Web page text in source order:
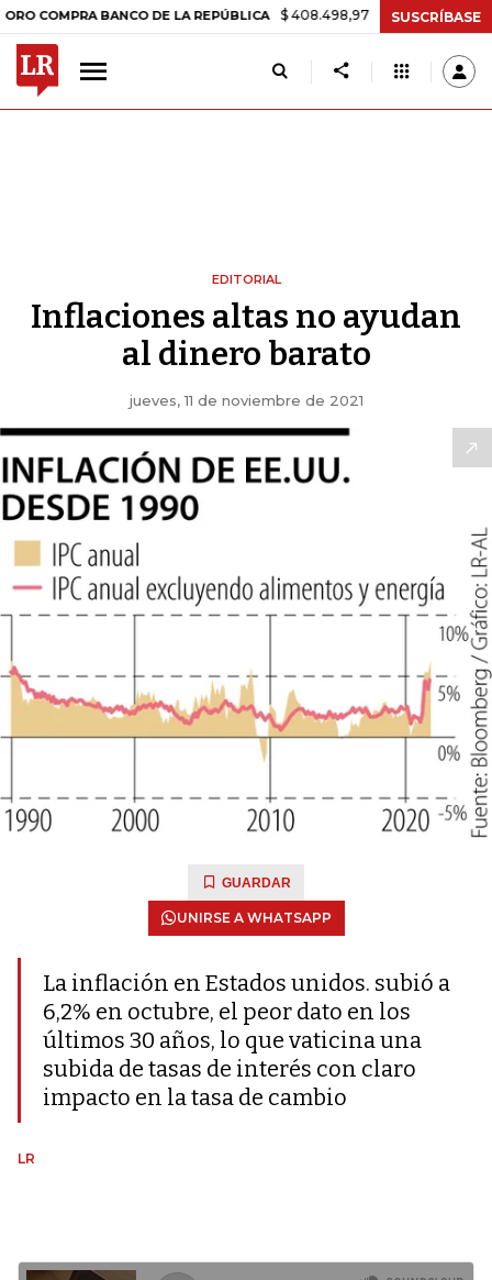
BANCO DE LA REPÚBLICA $ 408.498,97 +$ 8.753,81 +2,19%
SUSCRÍBASE
EDITORIAL
Inflaciones altas no ayudan
al dinero barato
jueves, 11 de noviembre de 2021
GUARDAR
UNIRSE A WHATSAPP
La inflación en Estados unidos. subió a
6,2% en octubre, el peor dato en los
últimos 30 años, lo que vaticina una
subida de tasas de interés con claro
impacto en la tasa de cambio
LR